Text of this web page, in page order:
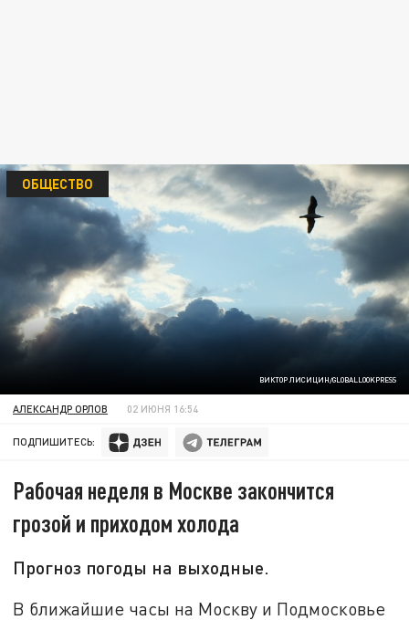
ВИКТОР ЛИСИЦИН/GLOBALLOOKPRESS
ОБЩЕСТВО
АЛЕКСАНДР ОРЛОВ 02 ИЮНЯ 16:54
ПОДПИШИТЕСЬ:
Рабочая неделя в Москве закончится
грозой и приходом холода
Прогноз погоды на выходные.
В ближайшие часы на Москву и Подмосковье